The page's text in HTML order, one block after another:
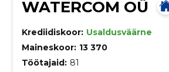
WATERCOM OÜ
Krediidiskoor: Usaldusväärne
Maineskoor: 13 370
Töötajaid: 81